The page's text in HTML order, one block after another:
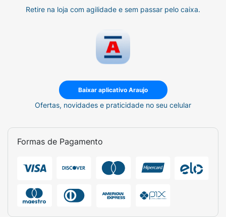
Retire na loja com agilidade e sem passar pelo caixa.
Baixar aplicativo Araujo
Ofertas, novidades e praticidade no seu celular
Formas de Pagamento